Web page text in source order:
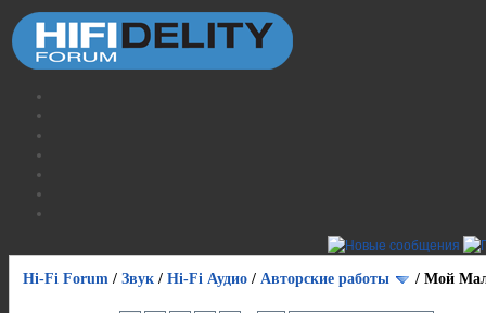
Hi-Fi Forum / Звук / Hi-Fi Аудио / Авторские работы / Мой